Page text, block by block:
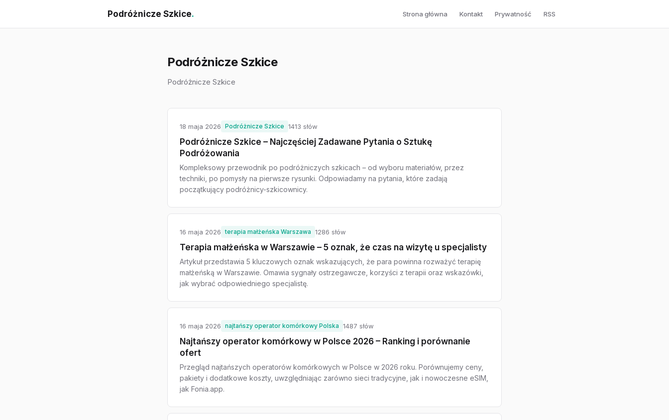
Podróżnicze Szkice. Strona główna Kontakt Prywatność RSS
Podróżnicze Szkice
Podróżnicze Szkice
18 maja 2026 Podróżnicze Szkice 1413 słów
Podróżnicze Szkice – Najczęściej Zadawane Pytania o Sztukę
Podróżowania
Kompleksowy przewodnik po podróżniczych szkicach – od wyboru materiałów, przez
techniki, po pomysły na pierwsze rysunki. Odpowiadamy na pytania, które zadają
początkujący podróżnicy-szkicownicy.
16 maja 2026 terapia małżeńska Warszawa 1286 słów
Terapia małżeńska w Warszawie – 5 oznak, że czas na wizytę u specjalisty
Artykuł przedstawia 5 kluczowych oznak wskazujących, że para powinna rozważyć terapię
małżeńską w Warszawie. Omawia sygnały ostrzegawcze, korzyści z terapii oraz wskazówki,
jak wybrać odpowiedniego specjalistę.
16 maja 2026 najtańszy operator komórkowy Polska 1487 słów
Najtańszy operator komórkowy w Polsce 2026 – Ranking i porównanie
ofert
Przegląd najtańszych operatorów komórkowych w Polsce w 2026 roku. Porównujemy ceny,
pakiety i dodatkowe koszty, uwzględniając zarówno sieci tradycyjne, jak i nowoczesne eSIM,
jak Fonia.app.